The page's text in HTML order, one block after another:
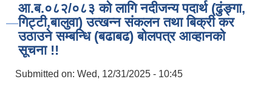
आ.ब.०८२/०८३ को लागि नदीजन्य पदार्थ (ढुंङ्गा,
गिट्टी,बालुवा) उत्खन्न संकलन तथा बिक्री कर
उठाउने सम्बन्धि (बढाबढ) बोलपत्र आव्हानको
सूचना !!
Submitted on: Wed, 12/31/2025 - 10:45